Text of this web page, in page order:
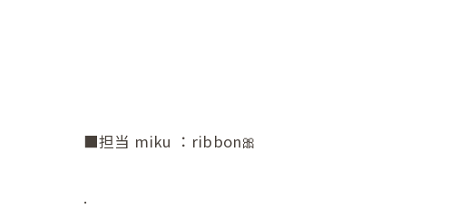
■担当 miku ：ribbon🎀
.